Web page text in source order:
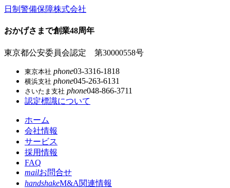
コ
テ
ツ
日制警備保障株式会社
おかげさまで創業48周年
東京都公安委員会認定 第30000558号
東京本社 phone03-3316-1818
横浜支社 phone045-263-6131
さいたま支社 phone048-866-3711
認定標識について
ホーム
会社情報
サービス
採用情報
FAQ
mailお問合せ
handshakeM&A関連情報